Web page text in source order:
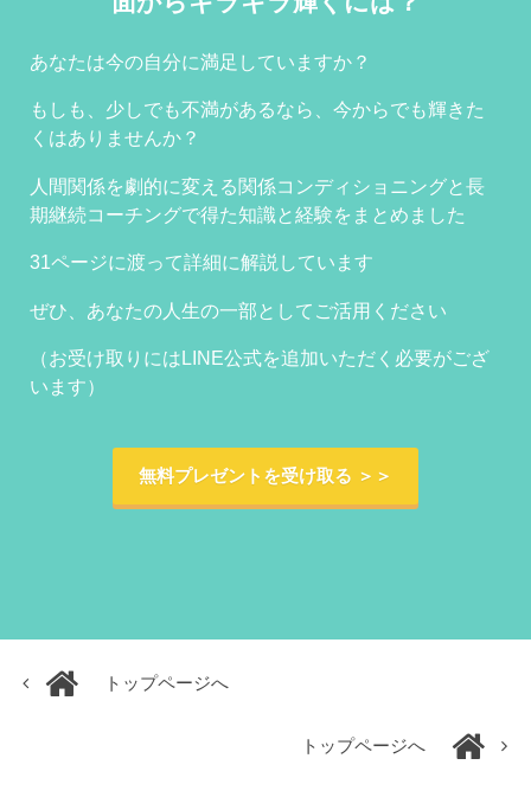
あなたは今の自分に満足していますか？
もしも、少しでも不満があるなら、今からでも輝きた
くはありませんか？
人間関係を劇的に変える関係コンディショニングと長
期継続コーチングで得た知識と経験をまとめました
31ページに渡って詳細に解説しています
ぜひ、あなたの人生の一部としてご活用ください
（お受け取りにはLINE公式を追加いただく必要がござ
います）
無料プレゼントを受け取る ＞＞
トップページへ
トップページへ